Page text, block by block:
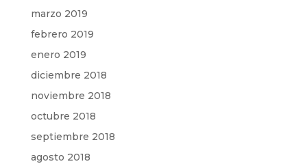
marzo 2019
febrero 2019
enero 2019
diciembre 2018
noviembre 2018
octubre 2018
septiembre 2018
agosto 2018